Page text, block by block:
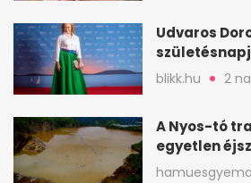
Udvaros
ismered a
blikk.hu 2
A Nyos-tó
egyetlen
ember halt